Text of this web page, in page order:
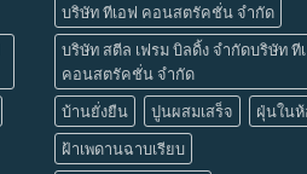
บริษัท ทีเอฟ คอนสตรัคชั่น จำกัด
บริษัท สตีล เฟรม บิลดิ้ง จำกัดบริษัท ที
คอนสตรัคชั่น จำกัด
บ้านยั่งยืน
ปูนผสมเสร็จ
ฝุ่นในห้
ฝ้าเพดานฉาบเรียบ